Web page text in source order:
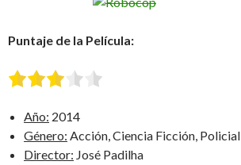
Puntaje de la Película:
Año: 2014
Género: Acción, Ciencia Ficción, Policial
Director: José Padilha